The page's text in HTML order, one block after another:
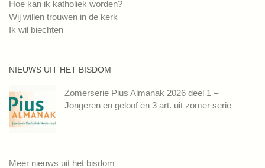
Hoe kan ik katholiek worden?
Wij willen trouwen in de kerk
Ik wil biechten
NIEUWS UIT HET BISDOM
Zomerserie Pius Almanak 2026 deel 1 –
Jongeren en geloof en 3 art. uit zomer serie
Meer nieuws uit het bisdom